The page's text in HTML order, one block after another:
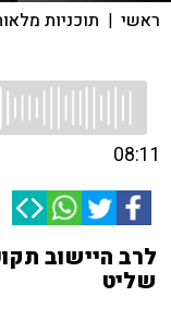
ראשי | תוכניות
08:11
לרב היישוב
שליט